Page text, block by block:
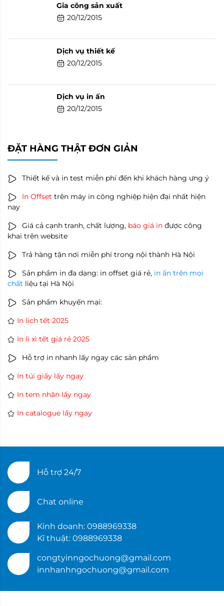
Gia công sản xuất
20/12/2015
Dịch vụ thiết kế
20/12/2015
Dịch vụ in ấn
20/12/2015
ĐẶT HÀNG THẬT ĐƠN GIẢN
Thiết kế và in test miễn phí đến khi khách hàng ưng ý
In Offset trên máy in công nghiệp hiện đại nhất hiện
nay
Giá cả cạnh tranh, chất lượng, báo giá in được công
khai trên website
Trả hàng tận nơi miễn phí trong nội thành Hà Nội
Sản phẩm in đa dạng: in offset giá rẻ, in ấn trên mọi
chất liệu tại Hà Nội
Sản phẩm khuyến mại:
In lịch tết 2025
In lì xì tết giá rẻ 2025
Hỗ trợ in nhanh lấy ngay các sản phẩm
In túi giấy lấy ngay
In tem nhãn lấy ngay
In catalogue lấy ngay
Hỗ trợ 24/7
Chat online
Kinh doanh: 0988969338
Kĩ thuật: 0988969338
congtyinngochuong@gmail.com
innhanhngochuong@gmail.com